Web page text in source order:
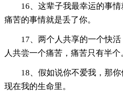
16、这辈子我最幸运的事
痛苦的事情就是丢了你。
17、两个人共享的一个快
人共尝一个痛苦，痛苦只有半个
18、假如说你不爱我，那
现在我的生命里。